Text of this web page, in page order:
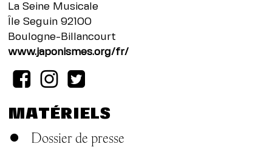
La Seine Musicale
Île Seguin 92100
Boulogne-Billancourt
www.japonismes.org/fr/
MATÉRIELS
Dossier de presse